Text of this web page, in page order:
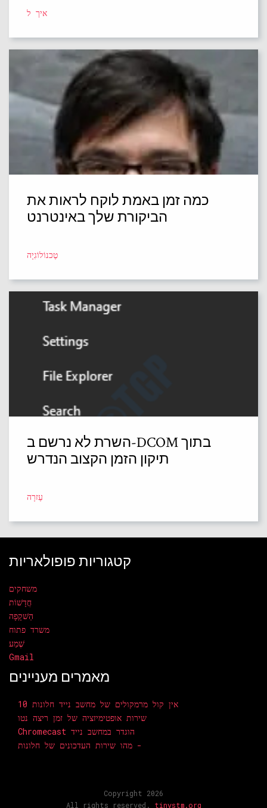
איך ל
כמה זמן באמת לוקח לראות את
הביקורת שלך באינטרנט
טֶכנוֹלוֹגִיָה
השרת לא נרשם ב-DCOM בתוך
תיקון הזמן הקצוב הנדרש
עֶזרָה
קטגוריות פופולאריות
משחקים
חֲדָשׁוֹת
הַשׁקָפָה
משרד פתוח
שֶׁמַע
Gmail
מאמרים מעניינים
אין קול מרמקולים של מחשב נייד חלונות 10
שירות אופטימיזציה של זמן ריצה נטו
Chromecast הוגדר במחשב נייד
מהו שירות העדכונים של חלונות -
Copyright 2026
All rights reserved. tinystm.org